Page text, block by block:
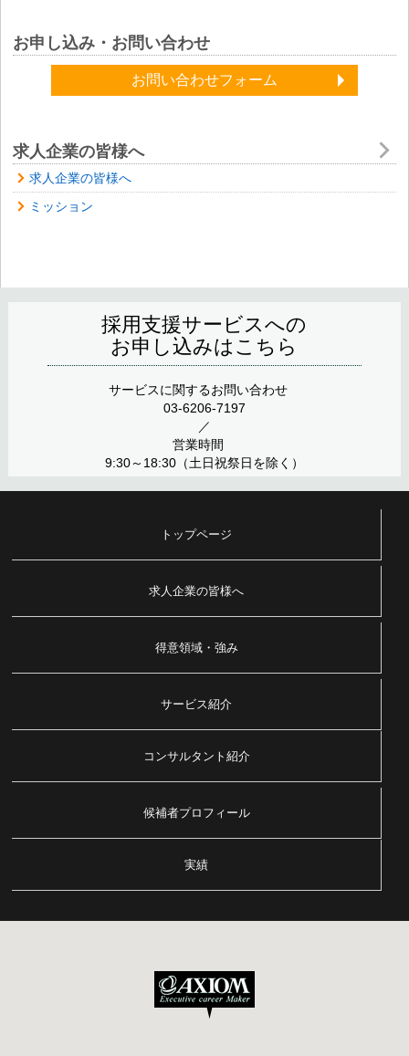
お申し込み・お問い合わせ
お問い合わせフォーム
求人企業の皆様へ
求人企業の皆様へ
ミッション
採用支援サービスへの
お申し込みはこちら
サービスに関するお問い合わせ
03-6206-7197
／
営業時間
9:30～18:30（土日祝祭日を除く）
トップページ
求人企業の皆様へ
得意領域・強み
サービス紹介
コンサルタント紹介
候補者プロフィール
実績